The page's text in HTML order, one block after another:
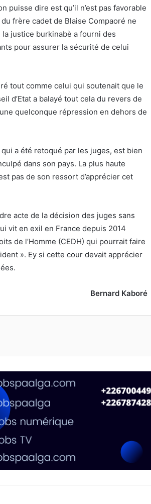
puisse dire est qu’il n’est pas favorable
frère cadet de Blaise Compaoré ne
la justice burkinabè a fourni des
pour assurer la sécurité de celui
tout comme celui qui soutenait que le
d’Etat a balayé tout cela du revers de
quelconque répression en dehors de
a été retoqué par les juges, est bien
dans son pays. La plus haute
pas de son ressort d’apprécier cet
acte de la décision des juges sans
vit en exil en France depuis 2014
de l’Homme (CEDH) qui pourrait faire
». Ey si cette cour devait apprécier
Bernard Kaboré